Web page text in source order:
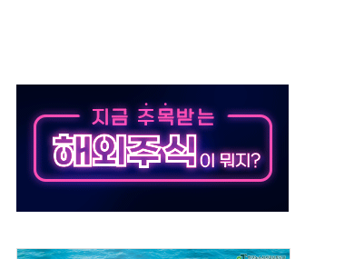
국제적 시민 연대로 목소리 내야"
나흘만에 숨진 채 발견
아들 체포
래…제주 연설서 신경전 고조